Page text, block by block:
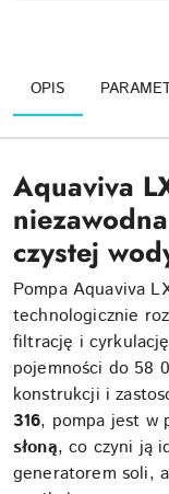
OPIS
Aquaviva
czystej
Pompa Aquaviva
technologicznie
filtrację i
pojemności do 58
konstrukcji i
316, pompa jest w
słoną, co czyni ją
generatorem soli,